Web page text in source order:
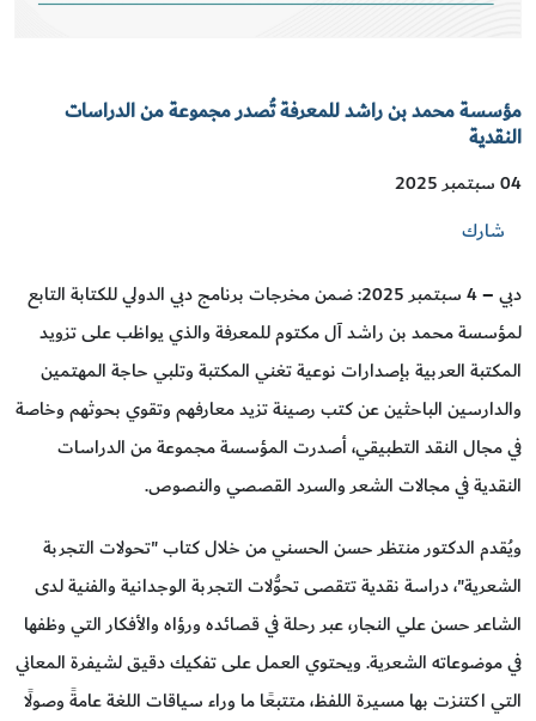
مؤسسة محمد بن راشد للمعرفة تُصدر مجموعة من الدراسات
النقدية
04 سبتمبر 2025
شارك
دبي – 4 سبتمبر 2025: ضمن مخرجات برنامج دبي الدولي للكتابة التابع
لمؤسسة محمد بن راشد آل مكتوم للمعرفة والذي يواظب على تزويد
المكتبة العربية بإصدارات نوعية تغني المكتبة وتلبي حاجة المهتمين
والدارسين الباحثين عن كتب رصينة تزيد معارفهم وتقوي بحوثهم وخاصة
في مجال النقد التطبيقي، أصدرت المؤسسة مجموعة من الدراسات
النقدية في مجالات الشعر والسرد القصصي والنصوص.
ويُقدم الدكتور منتظر حسن الحسني من خلال كتاب "تحولات التجربة
الشعرية"، دراسة نقدية تتقصى تحوُّلات التجربة الوجدانية والفنية لدى
الشاعر حسن علي النجار، عبر رحلة في قصائده ورؤاه والأفكار التي وظفها
في موضوعاته الشعرية. ويحتوي العمل على تفكيك دقيق لشيفرة المعاني
التي اكتنزت بها مسيرة اللفظ، متتبعًا ما وراء سياقات اللغة عامةً وصولًا